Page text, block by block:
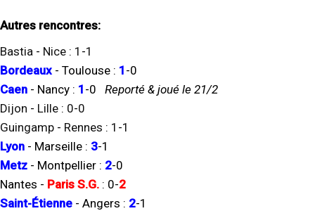
Autres rencontres:
Bastia - Nice : 1 -1
Bordeaux - Toulouse : 1 -0
Caen - Nancy : 1 -0
Reporté & joué le 21/2
Dijon - Lille : 0-0
Guingamp - Rennes : 1 -1
Lyon - Marseille : 3-1
Metz - Montpellier : 2-0
Nantes - Paris S.G. : 0-2
Saint-Étienne - Angers : 2-1